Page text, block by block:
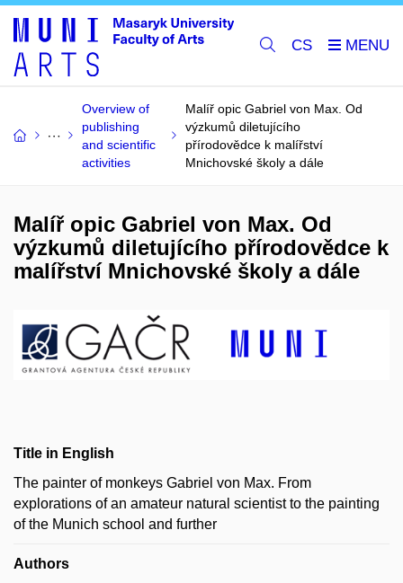
CS
Overview of
publishing
and scientific
activities
Malíř opic Gabriel von Max. Od
výzkumů diletujícího
přírodovědce k malířství
Mnichovské školy a dále
Malíř opic Gabriel von Max. Od
výzkumů diletujícího přírodovědce k
malířství Mnichovské školy a dále
Title in English
The painter of monkeys Gabriel von Max. From
explorations of an amateur natural scientist to the painting
of the Munich school and further
Authors